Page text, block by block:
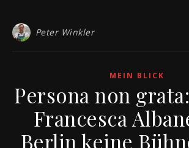
Peter Winkler
MEIN BLICK
Persona non
Francesca
Berlin keine